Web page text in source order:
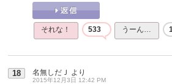
それな！ 533 うーん…
18 名無しだＪ より
2015年12月3日 12:42 PM